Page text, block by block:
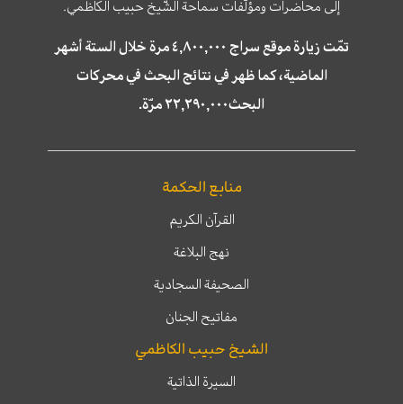
إلى محاضرات ومؤلّفات سماحة الشّيخ حبيب الكاظمي.
تمّت زيارة موقع سراج ٤,٨٠٠,٠٠٠ مرة خلال الستة أشهر
الماضية، كما ظهر في نتائج البحث في محركات
البحث٢٢,٢٩٠,٠٠٠ مرّة.
منابع الحكمة
القرآن الكريم
نهج البلاغة
الصحيفة السجادية
مفاتيح الجنان
الشيخ حبيب الكاظمي
السيرة الذاتية